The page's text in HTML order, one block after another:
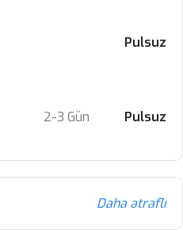
Pulsuz
2-3 Gün Pulsuz
Daha ətraflı